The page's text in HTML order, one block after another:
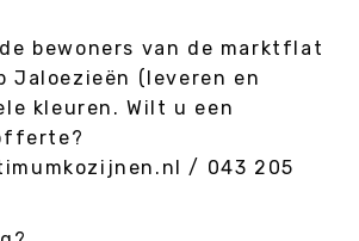
bewoners van de marktflat
Jaloezieën (leveren en
kleuren. Wilt u een
/ 043 205